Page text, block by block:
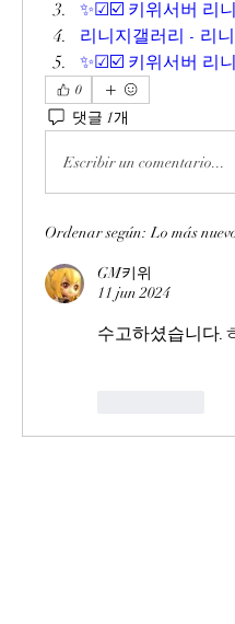
✨☑☑️ 키위서버 리
리니지갤러리 - 리
✨☑☑️ 키위서버 리
0
댓글 1개
Escribir un comentario...
Ordenar según: Lo más
GM키위
11 jun 2024
수고하셨습니다.